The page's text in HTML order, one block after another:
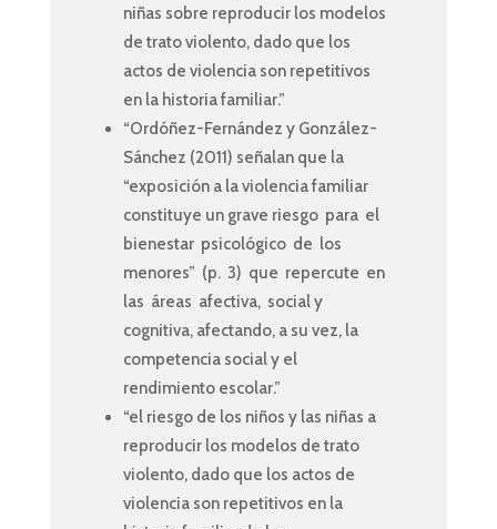
niñas sobre reproducir los modelos
de trato violento, dado que los
actos de violencia son repetitivos
en la historia familiar.”
“Ordóñez-Fernández y González-
Sánchez (2011) señalan que la
“exposición a la violencia familiar
constituye un grave riesgo para el
bienestar psicológico de los
menores” (p. 3) que repercute en
las áreas afectiva, social y
cognitiva, afectando, a su vez, la
competencia social y el
rendimiento escolar.”
“el riesgo de los niños y las niñas a
reproducir los modelos de trato
violento, dado que los actos de
violencia son repetitivos en la